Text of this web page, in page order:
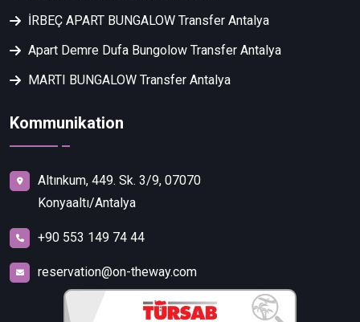
İRBEÇ APART BUNGALOW Transfer Antalya
Apart Demre Dufa Bungolow Transfer Antalya
MARTI BUNGALOW Transfer Antalya
Kommunikation
Altınkum, 449. Sk. 3/9, 07070
Konyaaltı/Antalya
+90 553 149 74 44
reservation@on-theway.com